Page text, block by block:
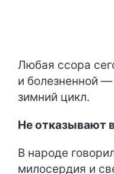
Любая ссора
и болезненной
зимний цикл.
Не отказывают
В народе
милосердия и